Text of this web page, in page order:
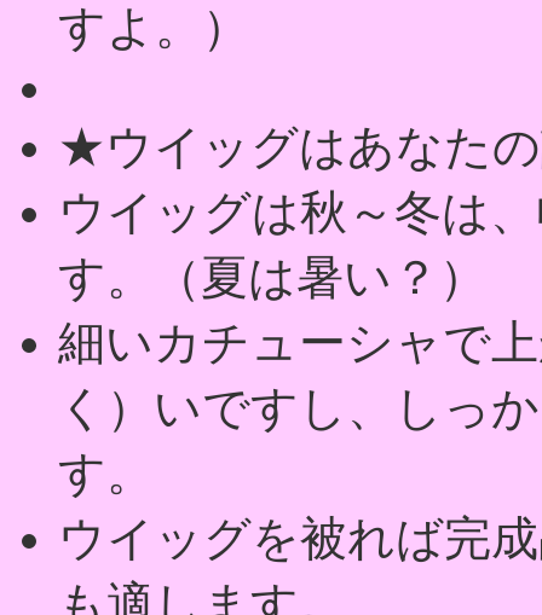
すよ。）
★ウイッグはあなた
ウイッグは秋～冬は
す。（夏は暑い？）
細いカチューシャで
く）いですし、しっ
す。
ウイッグを被れば完
も適します。